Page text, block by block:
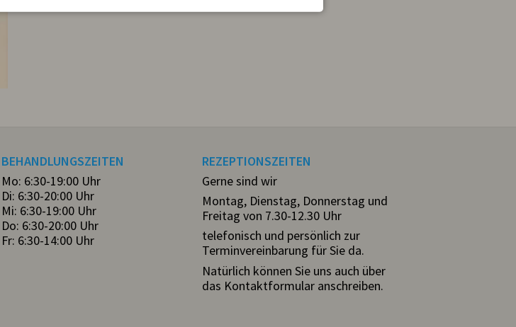
BEHANDLUNGSZEITEN
Mo: 6:30-19:00 Uhr
Di: 6:30-20:00 Uhr
Mi: 6:30-19:00 Uhr
Do: 6:30-20:00 Uhr
Fr: 6:30-14:00 Uhr
REZEPTIONSZEITEN
Gerne sind wir
Montag, Dienstag, Donnerstag und
Freitag von 7.30-12.30 Uhr
telefonisch und persönlich zur
Terminvereinbarung für Sie da.
Natürlich können Sie uns auch über
das Kontaktformular anschreiben.